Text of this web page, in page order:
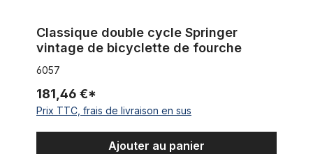
Classique double cycle Springer
vintage de bicyclette de fourche
6057
181,46 €*
Prix TTC, frais de livraison en sus
Ajouter au panier